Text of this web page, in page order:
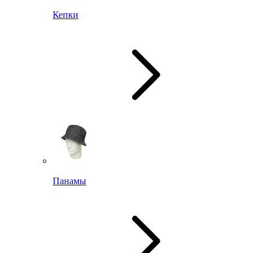
Кепки
Панамы